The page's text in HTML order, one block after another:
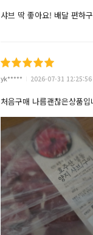
샤브 딱 좋아요! 배달 편하
yk***** 2026-07-31 12:25:56
처음구매 나름괜찮은상품입